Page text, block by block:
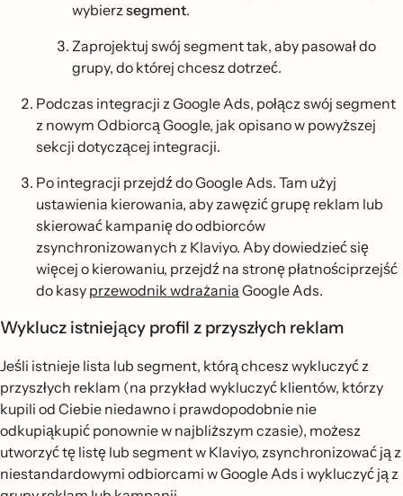
wybierzsegment.
Zaprojektuj swój segment tak, aby pasował do
grupy, do której chcesz dotrzeć.
Podczas integracji z Google Ads, połącz swój segment
z nowym Odbiorcą Google, jak opisano w powyższej
sekcji dotyczącej integracji.
Po integracji przejdź do Google Ads. Tam użyj
ustawienia kierowania, aby zawęzić grupę reklam lub
skierować kampanię do odbiorców
zsynchronizowanych z Klaviyo. Aby dowiedzieć się
więcej o kierowaniu, przejdź na stronę płatnościprzejść
do kasy przewodnik wdrażania Google Ads.
Wyklucz istniejący profil z przyszłych reklam
Jeśli istnieje lista lub segment, którą chcesz wykluczyć z
przyszłych reklam (na przykład wykluczyć klientów, którzy
kupili od Ciebie niedawno i prawdopodobnie nie
odkupiąkupić ponownie w najbliższym czasie), możesz
utworzyć tę listę lub segment w Klaviyo, zsynchronizować ją z
niestandardowymi odbiorcami w Google Ads i wykluczyć ją z